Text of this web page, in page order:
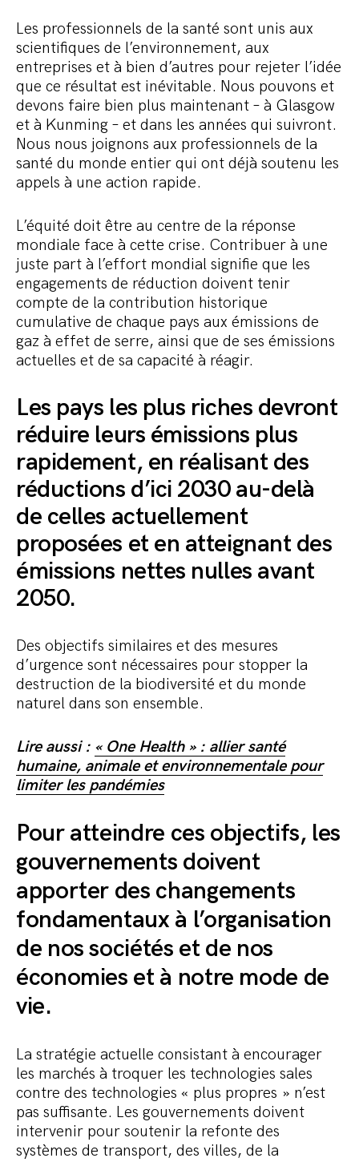
Les professionnels de la santé sont unis aux
scientifiques de l’environnement, aux
entreprises et à bien d’autres pour rejeter l’idée
que ce résultat est inévitable. Nous pouvons et
devons faire bien plus maintenant – à Glasgow
et à Kunming – et dans les années qui suivront.
Nous nous joignons aux professionnels de la
santé du monde entier qui ont déjà soutenu les
appels à une action rapide.
L’équité doit être au centre de la réponse
mondiale face à cette crise. Contribuer à une
juste part à l’effort mondial signifie que les
engagements de réduction doivent tenir
compte de la contribution historique
cumulative de chaque pays aux émissions de
gaz à effet de serre, ainsi que de ses émissions
actuelles et de sa capacité à réagir.
Les pays les plus riches devront
réduire leurs émissions plus
rapidement, en réalisant des
réductions d’ici 2030 au-delà
de celles actuellement
proposées et en atteignant des
émissions nettes nulles avant
2050.
Des objectifs similaires et des mesures
d’urgence sont nécessaires pour stopper la
destruction de la biodiversité et du monde
naturel dans son ensemble.
Lire aussi : « One Health » : allier santé
humaine, animale et environnementale pour
limiter les pandémies
Pour atteindre ces objectifs, les
gouvernements doivent
apporter des changements
fondamentaux à l’organisation
de nos sociétés et de nos
économies et à notre mode de
vie.
La stratégie actuelle consistant à encourager
les marchés à troquer les technologies sales
contre des technologies « plus propres » n’est
pas suffisante. Les gouvernements doivent
intervenir pour soutenir la refonte des
systèmes de transport, des villes, de la